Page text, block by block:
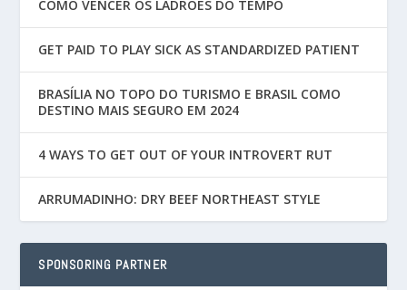
COMO VENCER OS LADRÕES DO TEMPO
GET PAID TO PLAY SICK AS STANDARDIZED PATIENT
BRASÍLIA NO TOPO DO TURISMO E BRASIL COMO
DESTINO MAIS SEGURO EM 2024
4 WAYS TO GET OUT OF YOUR INTROVERT RUT
ARRUMADINHO: DRY BEEF NORTHEAST STYLE
SPONSORING PARTNER